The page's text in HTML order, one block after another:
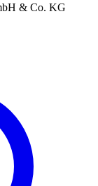
& Co. KG